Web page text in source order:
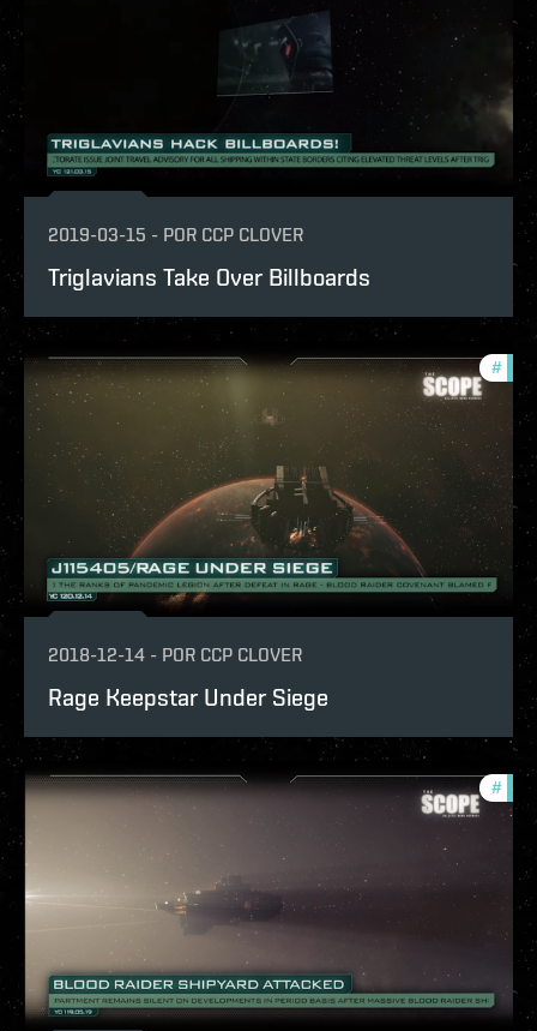
2019-03-15 - POR CCP CLOVER
Triglavians Take Over Billboards
#
2018-12-14 - POR CCP CLOVER
Rage Keepstar Under Siege
#